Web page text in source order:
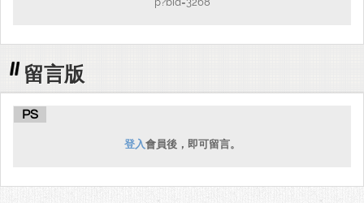
留言版
PS
登入會員後，即可留言。